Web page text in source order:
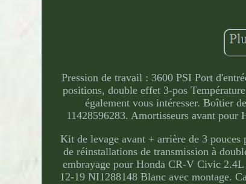
Pression de travail : 3600 PSI Port
positions, double effet 3-pos
également vous intéresser. Boîtier
11428596283. Amortisseurs avant
Kit de levage avant + arrière de 3
de réinstallations de transmission à
embrayage pour Honda CR-V Civic
12-19 NI1288148 Blanc avec montage.